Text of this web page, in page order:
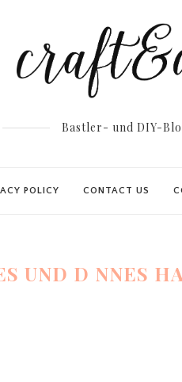
Bastler- und DIY-
POLICY CONTACT US
UND D NNES